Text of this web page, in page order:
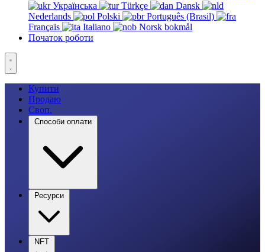
Українська
Türkçe
Dansk
Nederlands
Polski
Português (Brasil)
Français
Italiano
Norsk bokmål
Початок роботи
Купити
Продаю
Своп.
Способи оплати
Ресурси
NFT